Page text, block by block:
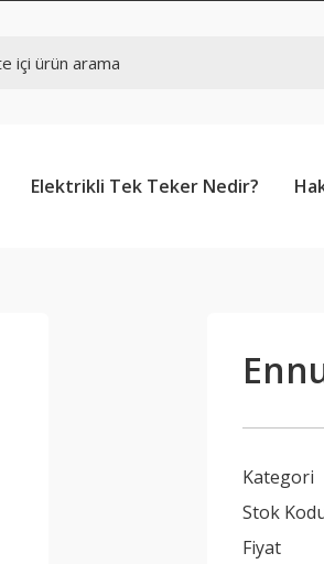
Elektrikli Tek Teker Nedir?
Kategori
Stok
Fiyat